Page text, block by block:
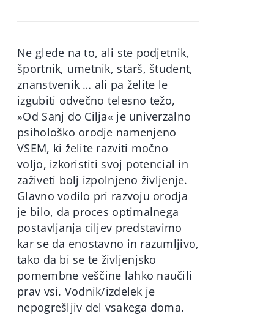
Ne glede na to, ali ste podjetnik,
športnik, umetnik, starš, študent,
znanstvenik … ali pa želite le
izgubiti odvečno telesno težo,
»Od Sanj do Cilja« je univerzalno
psihološko orodje namenjeno
VSEM, ki želite razviti močno
voljo, izkoristiti svoj potencial in
zaživeti bolj izpolnjeno življenje.
Glavno vodilo pri razvoju orodja
je bilo, da proces optimalnega
postavljanja ciljev predstavimo
kar se da enostavno in razumljivo,
tako da bi se te življenjsko
pomembne veščine lahko naučili
prav vsi. Vodnik/izdelek je
nepogrešljiv del vsakega doma.